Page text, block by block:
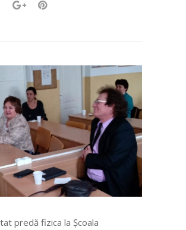
predă fizica la Școala